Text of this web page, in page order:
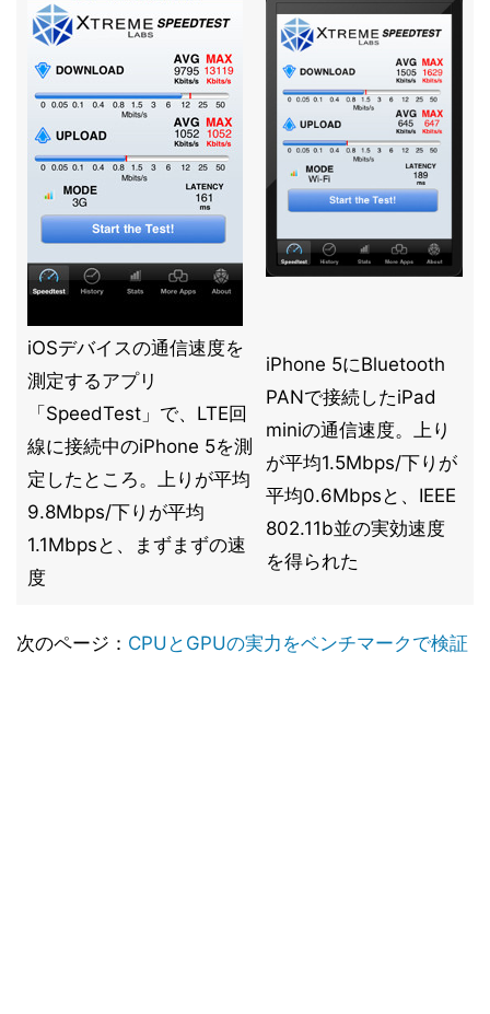
iOSデバイスの通信速度を
測定するアプリ
「SpeedTest」で、LTE回
線に接続中のiPhone 5を測
定したところ。上りが平均
9.8Mbps/下りが平均
1.1Mbpsと、まずまずの速
度
iPhone 5にBluetooth
PANで接続したiPad
miniの通信速度。上り
が平均1.5Mbps/下りが
平均0.6Mbpsと、IEEE
802.11b並の実効速度
を得られた
次のページ： CPUとGPUの実力をベンチマークで検証